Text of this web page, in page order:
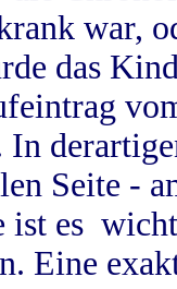
war,
das
Seite -
ist es
Eine